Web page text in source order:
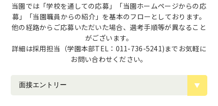
当園では「学校を通しての応募」「当園ホームページからの応
募」「当園職員からの紹介」を基本のフローとしております。
他の経路からご応募いただいた場合、選考手順等が異なること
がございます。
詳細は採用担当（学園本部TEL：011-736-5241)までお気軽に
お問い合わせください。